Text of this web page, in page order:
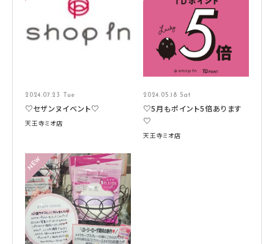
2024.07.23 Tue
♡セザンヌイベント♡
天王寺ミオ店
2024.05.18 Sat
♡5月もポイント5倍あります
♡
天王寺ミオ店